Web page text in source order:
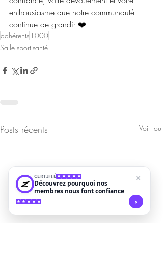
enthousiasme que notre communauté
continue de grandir ❤️
adhérents 1000
Salle sport-santé
Posts récents Voir tout
CERTIFIÉ
Découvrez pourquoi nos
membres nous font confiance
×
›